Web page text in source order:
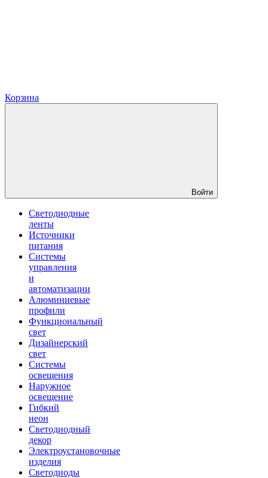
Корзина
Войти
Светодиодные
ленты
Источники
питания
Системы
управления
и
автоматизации
Алюминиевые
профили
Функциональный
свет
Дизайнерский
свет
Системы
освещения
Наружное
освещение
Гибкий
неон
Светодиодный
декор
Электроустановочные
изделия
Светодиоды